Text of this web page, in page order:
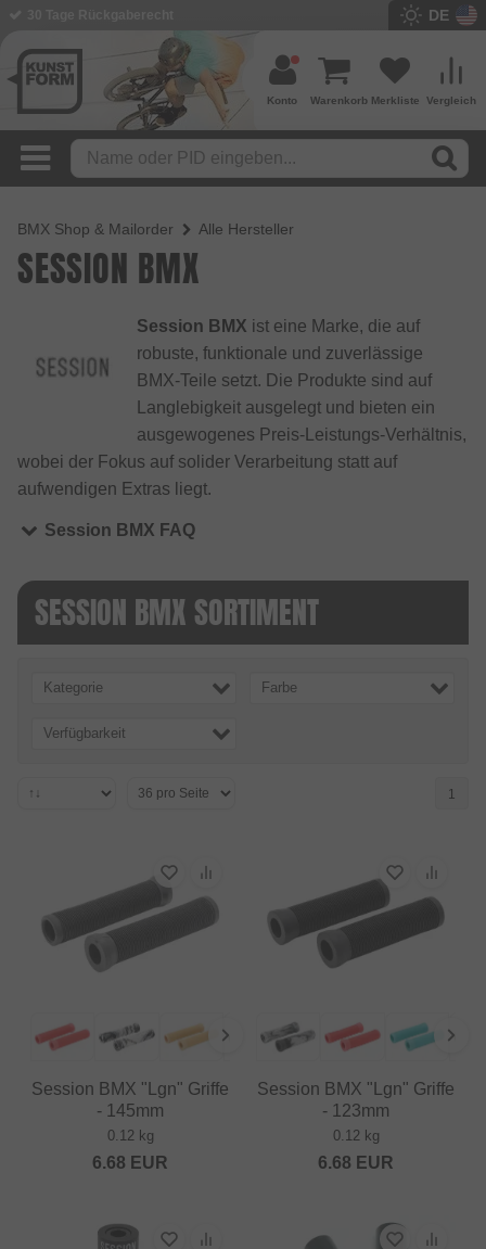
DE
Vergleich
Merkliste
Warenkorb
Konto
BMX Shop & Mailorder Alle Hersteller
SESSION BMX
Session BMX ist eine Marke, die auf
robuste, funktionale und zuverlässige
BMX-Teile setzt. Die Produkte sind auf
Langlebigkeit ausgelegt und bieten ein
ausgewogenes Preis-Leistungs-Verhältnis,
wobei der Fokus auf solider Verarbeitung statt auf
aufwendigen Extras liegt.
Session BMX FAQ
SESSION BMX SORTIMENT
Kategorie Farbe
Verfügbarkeit
1
Session BMX "Lgn" Griffe
- 145mm
0.12 kg
6.68 EUR
Session BMX "Lgn" Griffe
- 123mm
0.12 kg
6.68 EUR